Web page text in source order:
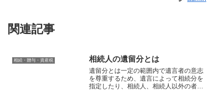
関連記事
相続・贈与・資産税 相続人の遺留分とは
遺留分とは一定の範囲内で遺言者の意志
を尊重するため、遺言によって相続分を
指定したり、相続人、相続人以外の者に